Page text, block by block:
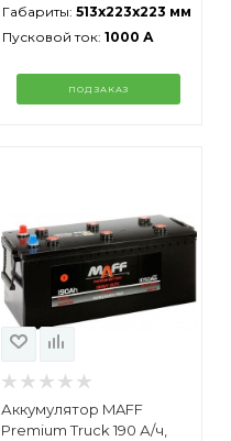
Габариты: 513x223x223 мм
Пусковой ток: 1000 А
ПОД ЗАКАЗ
Аккумулятор MAFF
Premium Truck 190 А/ч,